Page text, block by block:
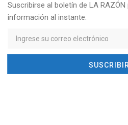
Suscribirse al boletín de LA
información al instante.